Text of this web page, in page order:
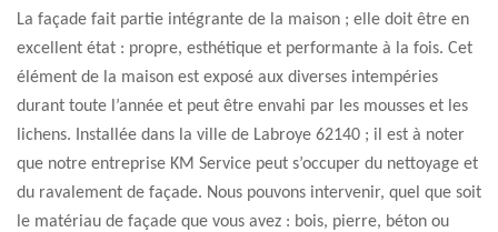
La façade fait partie intégrante de la maison ; elle doit être en
excellent état : propre, esthétique et performante à la fois. Cet
élément de la maison est exposé aux diverses intempéries
durant toute l’année et peut être envahi par les mousses et les
lichens. Installée dans la ville de Labroye 62140 ; il est à noter
que notre entreprise KM Service peut s’occuper du nettoyage et
du ravalement de façade. Nous pouvons intervenir, quel que soit
le matériau de façade que vous avez : bois, pierre, béton ou